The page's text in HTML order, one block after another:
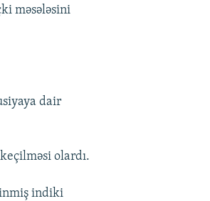
məsələsini
dair
olardı.
indiki